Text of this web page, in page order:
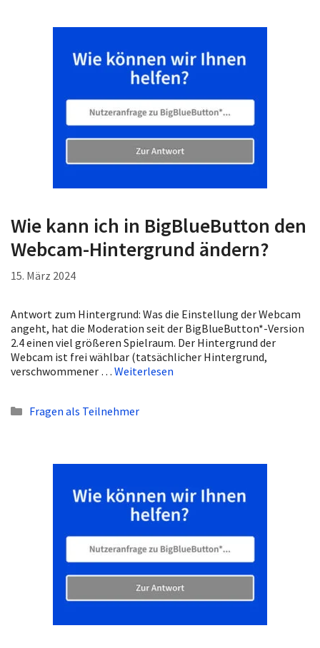
Wie kann ich in BigBlueButton den
Webcam-Hintergrund ändern?
15. März 2024
Antwort zum Hintergrund: Was die Einstellung der Webcam
angeht, hat die Moderation seit der BigBlueButton*-Version
2.4 einen viel größeren Spielraum. Der Hintergrund der
Webcam ist frei wählbar (tatsächlicher Hintergrund,
verschwommener … Weiterlesen
Kategorien
Fragen als Teilnehmer